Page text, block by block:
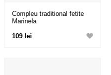
Compleu traditional fetite
Marinela
109 lei